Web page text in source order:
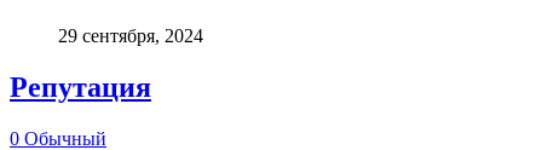
29 сентября, 2024
Репутация
0 Обычный